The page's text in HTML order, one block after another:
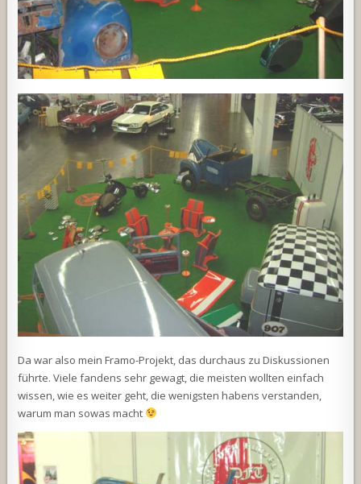
Da war also mein Framo-Projekt, das durchaus zu Diskussionen
führte. Viele fandens sehr gewagt, die meisten wollten einfach
wissen, wie es weiter geht, die wenigsten habens verstanden,
warum man sowas macht